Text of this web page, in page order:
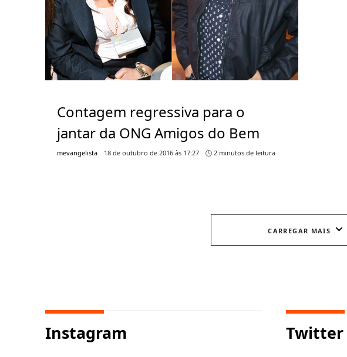
Contagem regressiva para o
jantar da ONG Amigos do Bem
mevangelista 18 de outubro de 2016 às 17:27 2 minutos de leitura
CARREGAR MAIS
Instagram Twitter